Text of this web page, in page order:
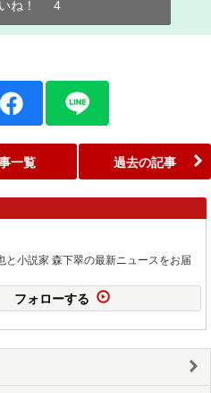
ね！ 4
一覧 過去の記事
と小説家 森下翠の最新ニュースをお届
フォローする